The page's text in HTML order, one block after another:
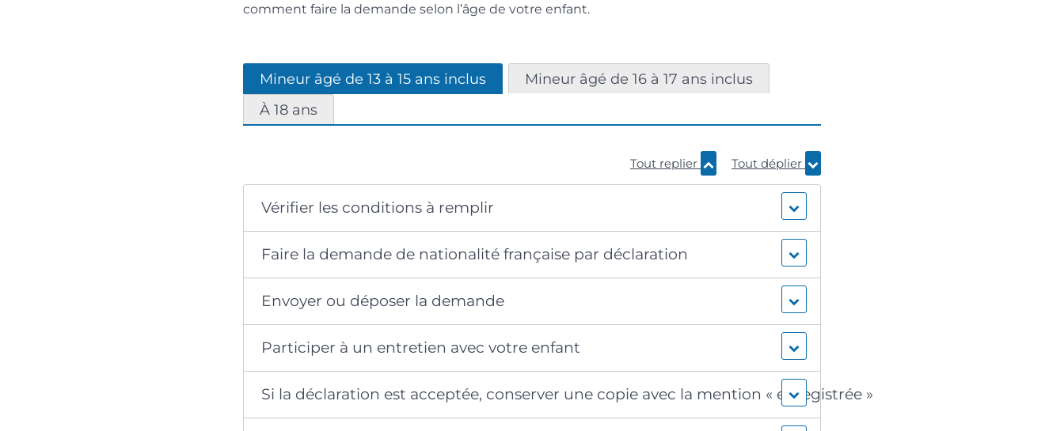
comment faire la demande selon l’âge de votre enfant.
Mineur âgé de 13 à 15 ans inclus
Mineur âgé de 16 à 17 ans inclus
À 18 ans
Tout replier Tout déplier
Vérifier les conditions à remplir
Faire la demande de nationalité française par déclaration
Envoyer ou déposer la demande
Participer à un entretien avec votre enfant
Si la déclaration est acceptée, conserver une copie avec la mention « enregistrée »